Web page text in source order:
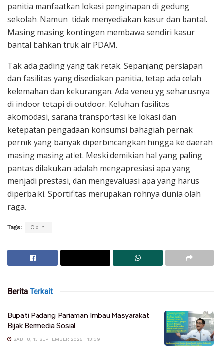
panitia manfaatkan lokasi penginapan di gedung
sekolah. Namun tidak menyediakan kasur dan bantal.
Masing masing kontingen membawa sendiri kasur
bantal bahkan truk air PDAM.
Tak ada gading yang tak retak. Sepanjang persiapan
dan fasilitas yang disediakan panitia, tetap ada celah
kelemahan dan kekurangan. Ada veneu yg seharusnya
di indoor tetapi di outdoor. Keluhan fasilitas
akomodasi, sarana transportasi ke lokasi dan
ketepatan pengadaan konsumsi bahagiah pernak
pernik yang banyak diperbincangkan hingga ke daerah
masing masing atlet. Meski demikian hal yang paling
pantas dilakukan adalah mengapresiasi apa yang
menjadi prestasi, dan mengevaluasi apa yang harus
diperbaiki. Sportifitas merupakan rohnya dunia olah
raga.
Tags: Opini
Berita Terkait
Bupati Padang Pariaman Imbau Masyarakat
Bijak Bermedia Sosial
SABTU, 13 SEPTEMBER 2025 | 13:39